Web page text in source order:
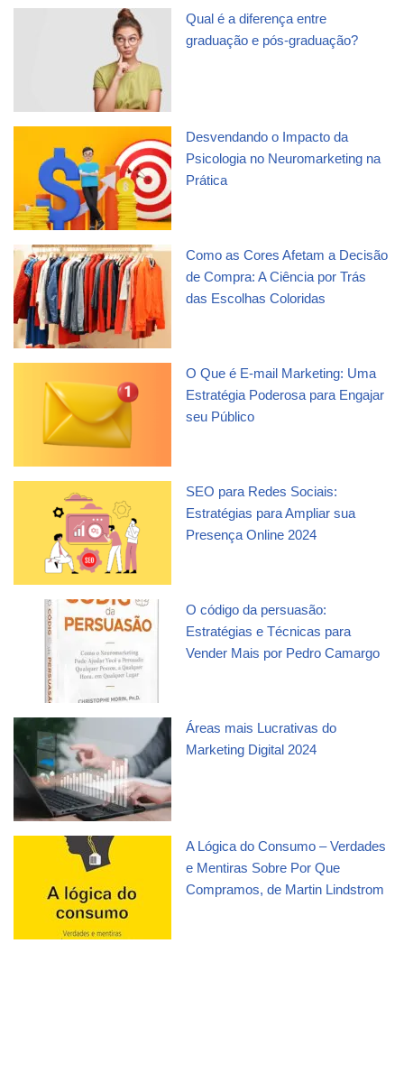
Qual é a diferença entre
graduação e pós-graduação?
Desvendando o Impacto da
Psicologia no Neuromarketing na
Prática
Como as Cores Afetam a Decisão
de Compra: A Ciência por Trás
das Escolhas Coloridas
O Que é E-mail Marketing: Uma
Estratégia Poderosa para Engajar
seu Público
SEO para Redes Sociais:
Estratégias para Ampliar sua
Presença Online 2024
O código da persuasão:
Estratégias e Técnicas para
Vender Mais por Pedro Camargo
Áreas mais Lucrativas do
Marketing Digital 2024
A Lógica do Consumo – Verdades
e Mentiras Sobre Por Que
Compramos, de Martin Lindstrom